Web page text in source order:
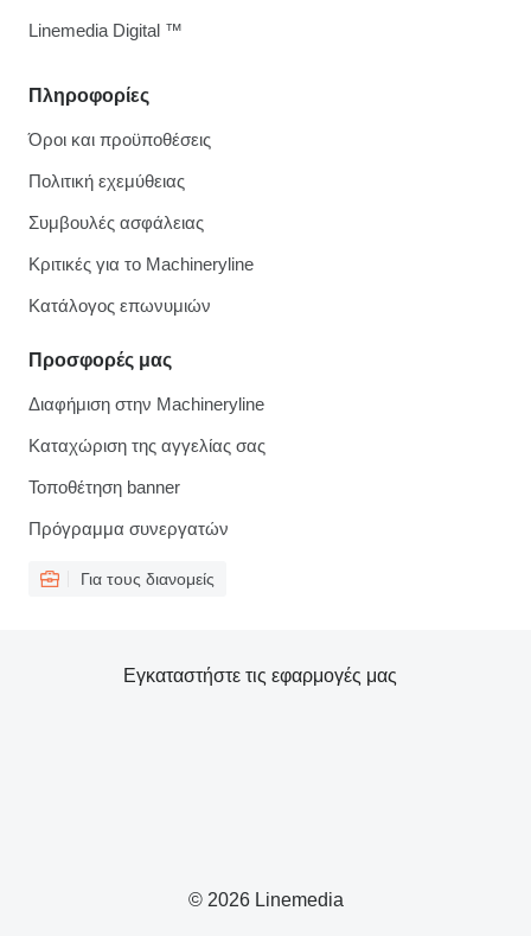
Πληροφορίες
Όροι και προϋποθέσεις
Πολιτική εχεμύθειας
Συμβουλές ασφάλειας
Κριτικές για το Machineryline
Κατάλογος επωνυμιών
Προσφορές μας
Διαφήμιση στην Machineryline
Καταχώριση της αγγελίας σας
Τοποθέτηση banner
Πρόγραμμα συνεργατών
Για τους διανομείς
Linemedia Digital ™
© 2026 Linemedia
Εγκαταστήστε τις εφαρμογές μας